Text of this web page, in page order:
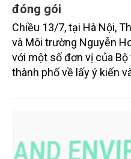
đóng gói
Chiều 13/7, tại Hà Nội,
và Môi trường Nguyễn
với một số đơn vị của
thành phố về lấy ý kiến
chính về mã số vùng